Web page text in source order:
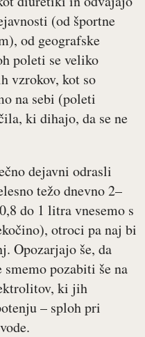
(od športne
od geografske
poleti se veliko
vzrokov, kot so
na sebi (poleti
ki dihajo, da se ne
dejavni odrasli
težo dnevno 2–
do 1 litra vnesemo s
otroci pa naj bi
Opozarjajo še, da
smemo pozabiti še na
ki jih
– sploh pri